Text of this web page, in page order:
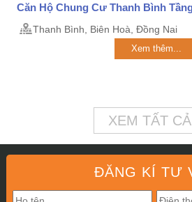
Căn Hộ Chung Cư Thanh Bình
Thanh Bình, Biên Hoà, Đồng Nai
Xem thêm...
XEM TẤT
ĐĂNG KÍ TƯ